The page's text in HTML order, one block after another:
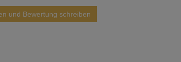
und Bewertung schreiben